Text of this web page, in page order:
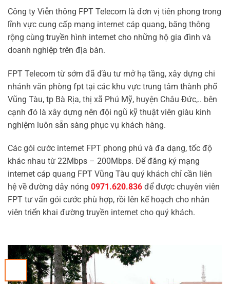
Công ty Viễn thông FPT Telecom là đơn vị tiên phong trong
lĩnh vực cung cấp mạng internet cáp quang, băng thông
rộng cùng truyền hình internet cho những hộ gia đình và
doanh nghiệp trên địa bàn.
FPT Telecom từ sớm đã đầu tư mở hạ tầng, xây dựng chi
nhánh văn phòng fpt tại các khu vực trung tâm thành phố
Vũng Tàu, tp Bà Rịa, thị xã Phú Mỹ, huyện Châu Đức,.. bên
cạnh đó là xây dựng nên đội ngũ kỹ thuật viên giàu kinh
nghiệm luôn sẵn sàng phục vụ khách hàng.
Các gói cước internet FPT phong phú và đa dạng, tốc độ
khác nhau từ 22Mbps – 200Mbps. Để đăng ký mạng
internet cáp quang FPT Vũng Tàu quý khách chỉ cần liên
hệ về đường dây nóng 0971.620.836 để được chuyên viên
FPT tư vấn gói cước phù hợp, rồi lên kế hoạch cho nhân
viên triển khai đường truyền internet cho quý khách.